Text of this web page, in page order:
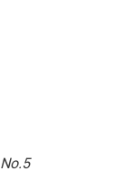
No.5